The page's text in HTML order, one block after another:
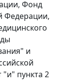
Фонд
Федерации,
и
"и" пункта 2